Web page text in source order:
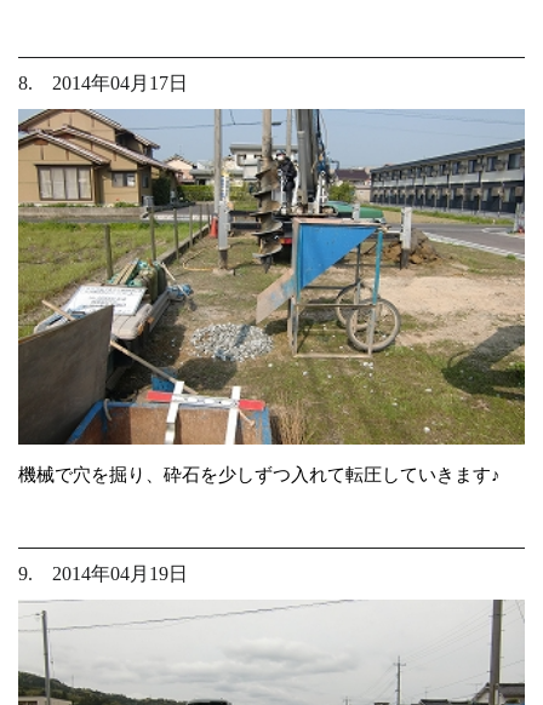
8. 2014年04月17日
機械で穴を掘り、砕石を少しずつ入れて転圧していきます♪
9. 2014年04月19日